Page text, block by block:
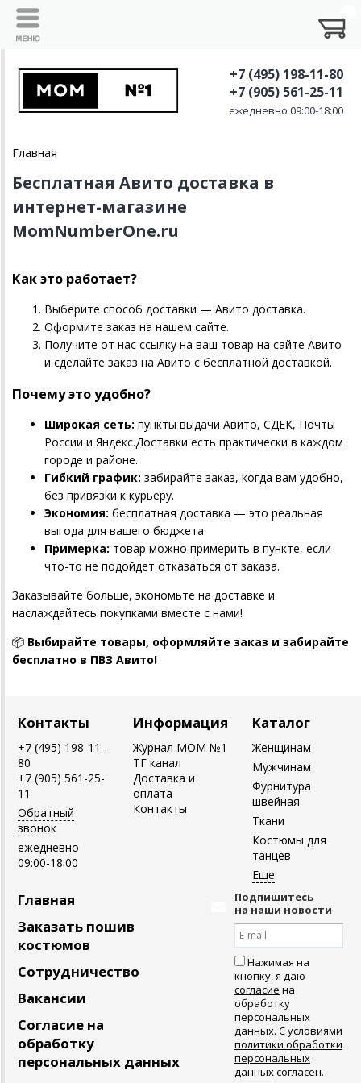
+7 (495) 198-11-80
+7 (905) 561-25-11
ежедневно 09:00-18:00
Главная
Бесплатная Авито доставка в
интернет-магазине
MomNumberOne.ru
Как это работает?
Выберите способ доставки — Авито доставка.
Оформите заказ на нашем сайте.
Получите от нас ссылку на ваш товар на сайте Авито
и сделайте заказ на Авито с бесплатной доставкой.
Почему это удобно?
Широкая сеть: пункты выдачи Авито, СДЕК, Почты
России и Яндекс.Доставки есть практически в каждом
городе и районе.
Гибкий график: забирайте заказ, когда вам удобно,
без привязки к курьеру.
Экономия: бесплатная доставка — это реальная
выгода для вашего бюджета.
Примерка: товар можно примерить в пункте, если
что-то не подойдет отказаться от заказа.
Заказывайте больше, экономьте на доставке и
наслаждайтесь покупками вместе с нами!
📦 Выбирайте товары, оформляйте заказ и забирайте
бесплатно в ПВЗ Авито!
Контакты
+7 (495) 198-11-
80
+7 (905) 561-25-
11
Обратный
звонок
ежедневно
09:00-18:00
Информация
Журнал MOM №1
ТГ канал
Доставка и
оплата
Контакты
Каталог
Женщинам
Мужчинам
Фурнитура
швейная
Ткани
Костюмы для
танцев
Главная
Заказать пошив
костюмов
Сотрудничество
Вакансии
Согласие на
обработку
персональных данных
Подпишитесь
на наши новости
Нажимая на
кнопку, я даю
согласие на
обработку
персональных
данных. С условиями
политики обработки
персональных
данныхсогласен.